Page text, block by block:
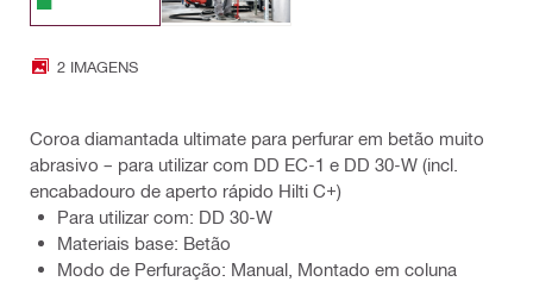
2 IMAGENS
Coroa diamantada ultimate para perfurar em betão muito
abrasivo – para utilizar com DD EC-1 e DD 30-W (incl.
encabadouro de aperto rápido Hilti C+)
Para utilizar com: DD 30-W
Materiais base: Betão
Modo de Perfuração: Manual, Montado em coluna